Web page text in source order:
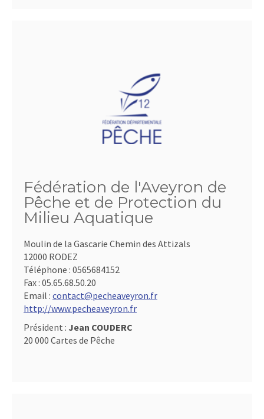
Fédération de l'Aveyron de
Pêche et de Protection du
Milieu Aquatique
Moulin de la Gascarie Chemin des Attizals
12000 RODEZ
Téléphone : 0565684152
Fax : 05.65.68.50.20
Email : contact@pecheaveyron.fr
http://www.pecheaveyron.fr
Président : Jean COUDERC
20 000 Cartes de Pêche